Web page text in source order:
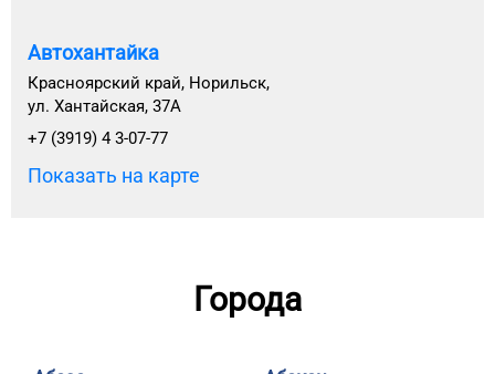
Автохантайка
Красноярский край, Норильск,
ул. Хантайская, 37А
+7 (3919) 4 3-07-77
Показать на карте
Города